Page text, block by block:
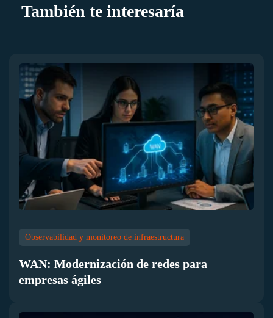
También te interesaría
Observabilidad y monitoreo de infraestructura
WAN: Modernización de redes para
empresas ágiles